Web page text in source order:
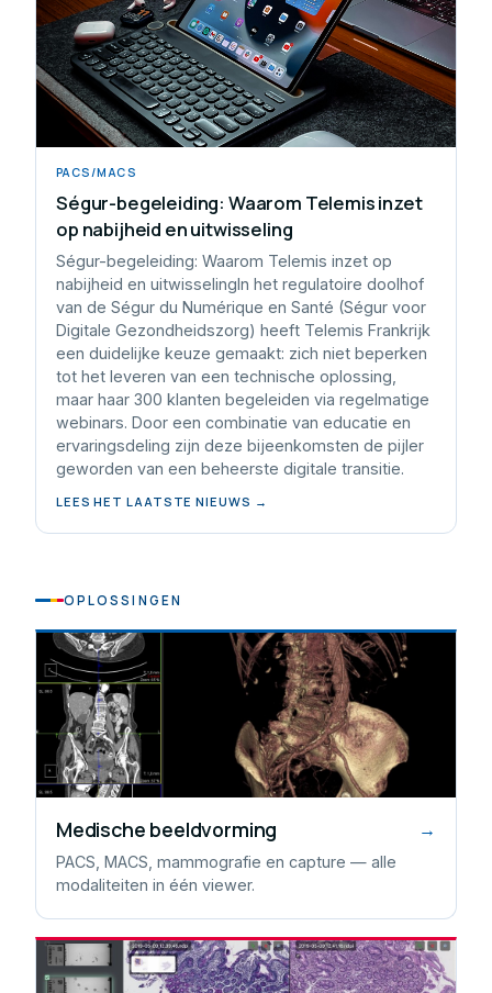
PACS/MACS
Ségur-begeleiding: Waarom Telemis inzet
op nabijheid en uitwisseling
Ségur-begeleiding: Waarom Telemis inzet op
nabijheid en uitwisselingIn het regulatoire doolhof
van de Ségur du Numérique en Santé (Ségur voor
Digitale Gezondheidszorg) heeft Telemis Frankrijk
een duidelijke keuze gemaakt: zich niet beperken
tot het leveren van een technische oplossing,
maar haar 300 klanten begeleiden via regelmatige
webinars. Door een combinatie van educatie en
ervaringsdeling zijn deze bijeenkomsten de pijler
geworden van een beheerste digitale transitie.
LEES HET LAATSTE NIEUWS →
OPLOSSINGEN
Medische beeldvorming →
PACS, MACS, mammografie en capture — alle
modaliteiten in één viewer.